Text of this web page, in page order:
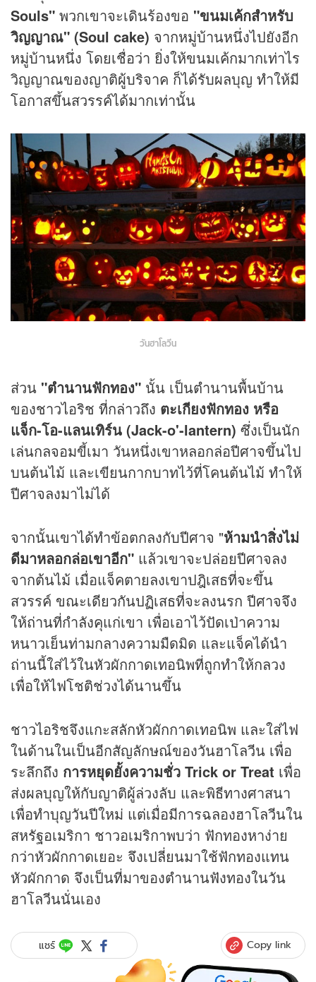
Souls" พวกเขาจะเดินร้องขอ "ขนมเค้กสำหรับ
วิญญาณ" (Soul cake) จากหมู่บ้านหนึ่งไปยังอีก
หมู่บ้านหนึ่ง โดยเชื่อว่า ยิ่งให้ขนมเค้กมากเท่าไร
วิญญาณของญาติผู้บริจาค ก็ได้รับผลบุญ ทำให้มี
โอกาสขึ้นสวรรค์ได้มากเท่านั้น
วันฮาโลวีน
ส่วน "ตำนานฟักทอง" นั้น เป็นตำนานพื้นบ้าน
ของชาวไอริช ที่กล่าวถึง ตะเกียงฟักทอง หรือ
แจ็ก-โอ-แลนเทิร์น (Jack-o'-lantern) ซึ่งเป็นนัก
เล่นกลจอมขี้เมา วันหนึ่งเขาหลอกล่อปีศาจขึ้นไป
บนต้นไม้ และเขียนกากบาทไว้ที่โคนต้นไม้ ทำให้
ปีศาจลงมาไม่ได้
จากนั้นเขาได้ทำข้อตกลงกับปีศาจ "ห้ามนำสิ่งไม่
ดีมาหลอกล่อเขาอีก" แล้วเขาจะปล่อยปีศาจลง
จากต้นไม้ เมื่อแจ็คตายลงเขาปฎิเสธที่จะขึ้น
สวรรค์ ขณะเดียวกันปฏิเสธที่จะลงนรก ปีศาจจึง
ให้ถ่านที่กำลังคุแก่เขา เพื่อเอาไว้ปัดเป่าความ
หนาวเย็นท่ามกลางความมืดมิด และแจ็คได้นำ
ถ่านนี้ใส่ไว้ในหัวผักกาดเทอนิพที่ถูกทำให้กลวง
เพื่อให้ไฟโชติช่วงได้นานขึ้น
ชาวไอริชจึงแกะสลักหัวผักกาดเทอนิพ และใส่ไฟ
ในด้านในเป็นอีกสัญลักษณ์ของวันฮาโลวีน เพื่อ
ระลึกถึง การหยุดยั้งความชั่ว Trick or Treat เพื่อ
ส่งผลบุญให้กับญาติผู้ล่วงลับ และพิธีทางศาสนา
เพื่อทำบุญวันปีใหม่ แต่เมื่อมีการฉลองฮาโลวีนใน
สหรัฐอเมริกา ชาวอเมริกาพบว่า ฟักทองหาง่าย
กว่าหัวผักกาดเยอะ จึงเปลี่ยนมาใช้ฟักทองแทน
หัวผักกาด จึงเป็นที่มาของตำนานฟังทองในวัน
ฮาโลวีนนั่นเอง
แชร์ Copy link